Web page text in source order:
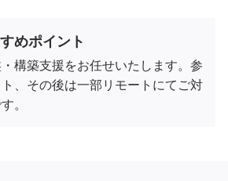
めポイント
構築支援をお任せいたします。参
、その後は一部リモートにてご対
。